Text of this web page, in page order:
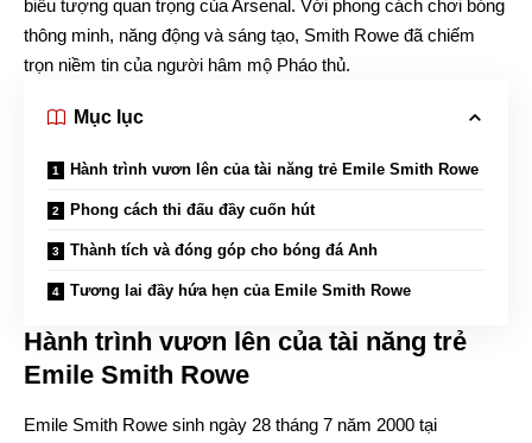
biểu tượng quan trọng của Arsenal. Với phong cách chơi bóng
thông minh, năng động và sáng tạo, Smith Rowe đã chiếm
trọn niềm tin của người hâm mộ Pháo thủ.
Mục lục
Hành trình vươn lên của tài năng trẻ Emile Smith Rowe
Phong cách thi đấu đầy cuốn hút
Thành tích và đóng góp cho bóng đá Anh
Tương lai đầy hứa hẹn của Emile Smith Rowe
Hành trình vươn lên của tài năng trẻ
Emile Smith Rowe
Emile Smith Rowe sinh ngày 28 tháng 7 năm 2000 tại